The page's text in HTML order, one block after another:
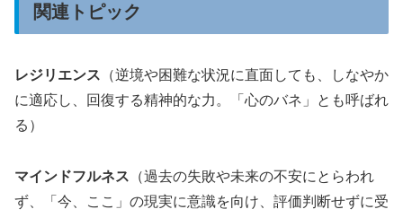
関連トピック
レジリエンス （逆境や困難な状況に直面しても、しなやか
に適応し、回復する精神的な力。「心のバネ」とも呼ばれ
る）
マインドフルネス （過去の失敗や未来の不安にとらわれ
ず、「今、ここ」の現実に意識を向け、評価判断せずに受